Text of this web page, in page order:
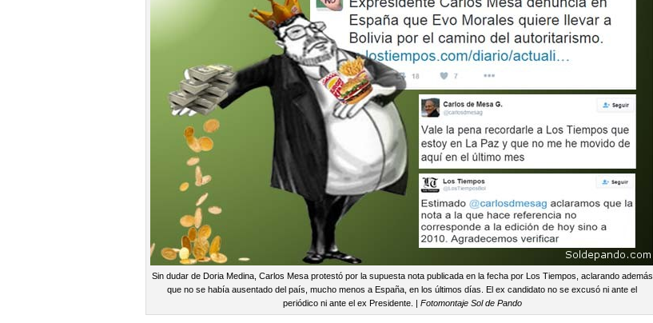
Sin dudar de Doria Medina, Carlos Mesa protestó por la supuesta nota publicada en la fecha por Los Tiempos, aclarando además
que no se había ausentado del país, mucho menos a España, en los últimos días. El ex candidato no se excusó ni ante el
periódico ni ante el ex Presidente. | Fotomontaje Sol de Pando